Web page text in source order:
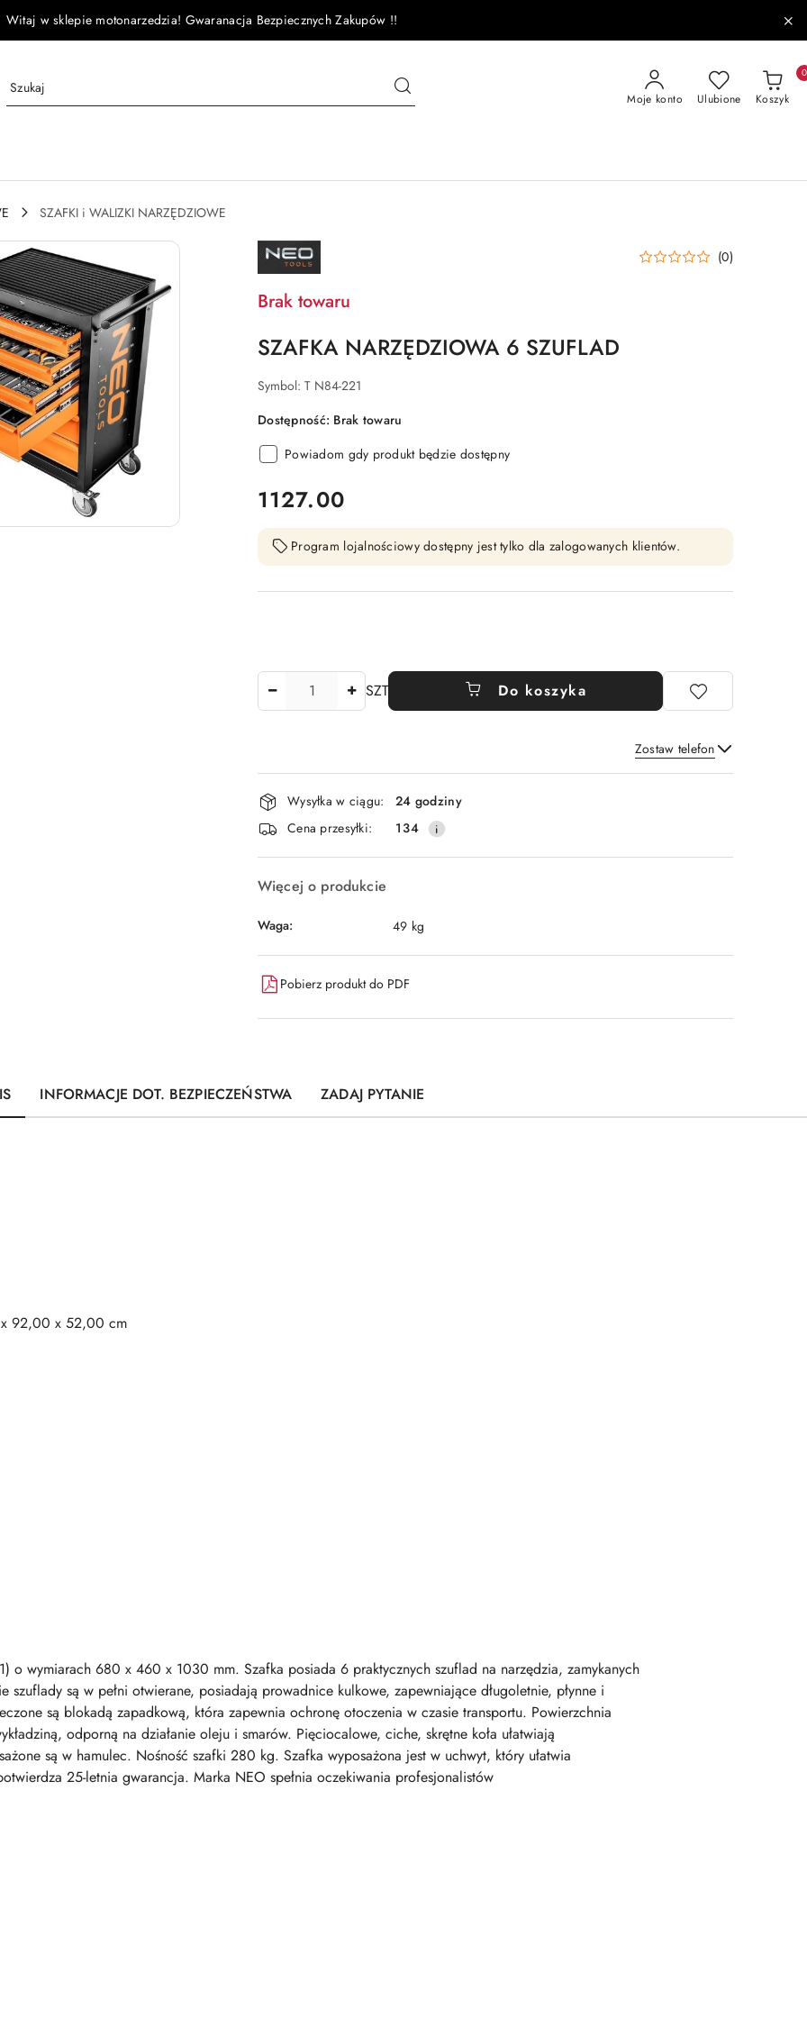
Witaj w sklepie motonarzedzia! Gwaranacja Bezpiecznych Zakupów !!
Moje konto Ulubione Koszyk
0
SZAFKI i WALIZKI NARZĘDZIOWE
NAZWA
PRODUCENTA:
NEO
(0)
Brak towaru
SZAFKA NARZĘDZIOWA 6 SZUFLAD
Symbol: T N84-221
Dostępność: Brak towaru
Powiadom gdy produkt będzie dostępny
cena:
1127.00
Program lojalnościowy dostępny jest tylko dla zalogowanych klientów.
SZT Do koszyka
Zostaw telefon
Wyślij
Dostępność
i
dostawa
Wysyłka w ciągu:
24 godziny
Cena przesyłki:
134
Więcej o produkcie
Waga: 49 kg
Pobierz produkt do PDF
INFORMACJE DOT. BEZPIECZEŃSTWA ZADAJ PYTANIE
x 92,00 x 52,00 cm
o wymiarach 680 x 460 x 1030 mm. Szafka posiada 6 praktycznych szuflad na narzędzia, zamykanych
szuflady są w pełni otwierane, posiadają prowadnice kulkowe, zapewniające długoletnie, płynne i
są blokadą zapadkową, która zapewnia ochronę otoczenia w czasie transportu. Powierzchnia
odporną na działanie oleju i smarów. Pięciocalowe, ciche, skrętne koła ułatwiają
są w hamulec. Nośność szafki 280 kg. Szafka wyposażona jest w uchwyt, który ułatwia
25-letnia gwarancja. Marka NEO spełnia oczekiwania profesjonalistów